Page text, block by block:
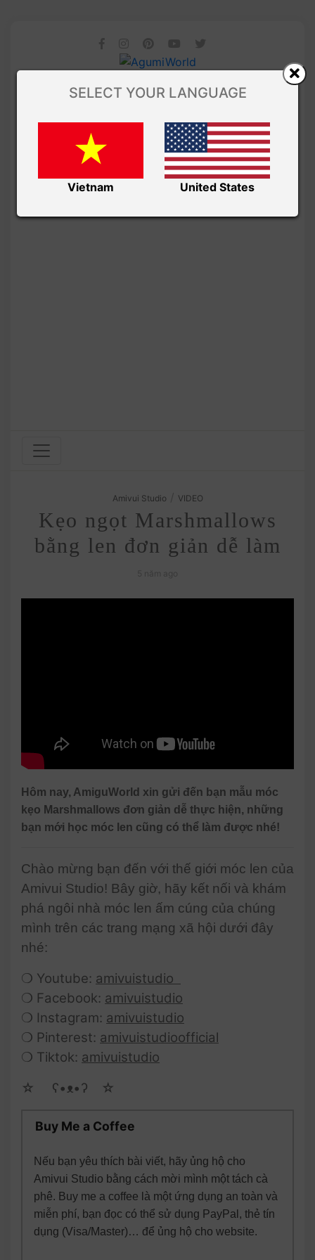
Amivui Studio VIDEO
Kẹo ngọt Marshmallows
bằng len đơn giản dễ làm
Hôm nay, AmiguWorld xin gửi đến bạn mẫu móc
kẹo Marshmallows đơn giản dễ thực hiện, những
bạn mới học móc len cũng có thể làm được nhé!
Chào mừng bạn đến với thế giới móc len của
Amivui Studio! Bây giờ, hãy kết nối và khám
phá ngôi nhà móc len ấm cúng của chúng
mình trên các trang mạng xã hội dưới đây
nhé:
❍ Youtube: amivuistudio
❍ Facebook: amivuistudio
❍ Instagram: amivuistudio
❍ Pinterest: amivuistudioofficial
❍ Tiktok: amivuistudio
☆ゝ ʕ•ᴥ•ʔゝ☆
Buy Me a Coffee
Nếu bạn yêu thích bài viết, hãy ủng hộ cho
Amivui Studio bằng cách mời mình một tách cà
phê. Buy me a coffee là một ứng dụng an toàn và
miễn phí, bạn đọc có thể sử dụng PayPal, thẻ tín
dụng (Visa/Master)… để ủng hộ cho website.
SELECT YOUR LANGUAGE
Vietnam United States